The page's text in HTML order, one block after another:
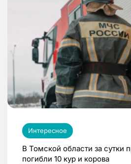
Интересное
В Томской области за сутки
погибли 10 кур и корова